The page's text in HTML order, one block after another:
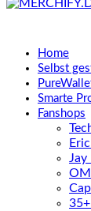
Home
Selbst
Smarte
Fanshops
Jay